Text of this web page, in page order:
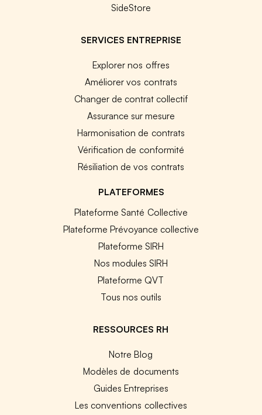
SideStore
SERVICES ENTREPRISE
Explorer nos offres
Améliorer vos contrats
Changer de contrat collectif
Assurance sur mesure
Harmonisation de contrats
Vérification de conformité
Résiliation de vos contrats
PLATEFORMES
Plateforme Santé Collective
Plateforme Prévoyance collective
Plateforme SIRH
Nos modules SIRH
Plateforme QVT
Tous nos outils
RESSOURCES RH
Notre Blog
Modèles de documents
Guides Entreprises
Les conventions collectives